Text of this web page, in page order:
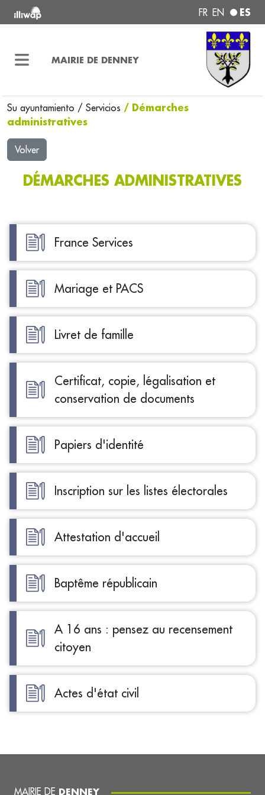
FR EN ES
MAIRIE DE DENNEY
Su ayuntamiento / Servicios / Démarches
administratives
Volver
DÉMARCHES ADMINISTRATIVES
France Services
Mariage et PACS
Livret de famille
Certificat, copie, légalisation et
conservation de documents
Papiers d'identité
Inscription sur les listes électorales
Attestation d'accueil
Baptême républicain
A 16 ans : pensez au recensement
citoyen
Actes d'état civil
MAIRIE DE DENNEY